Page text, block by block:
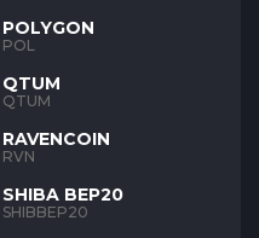
POLYGON
POL
QTUM
QTUM
RAVENCOIN
RVN
SHIBA BEP20
SHIBBEP20